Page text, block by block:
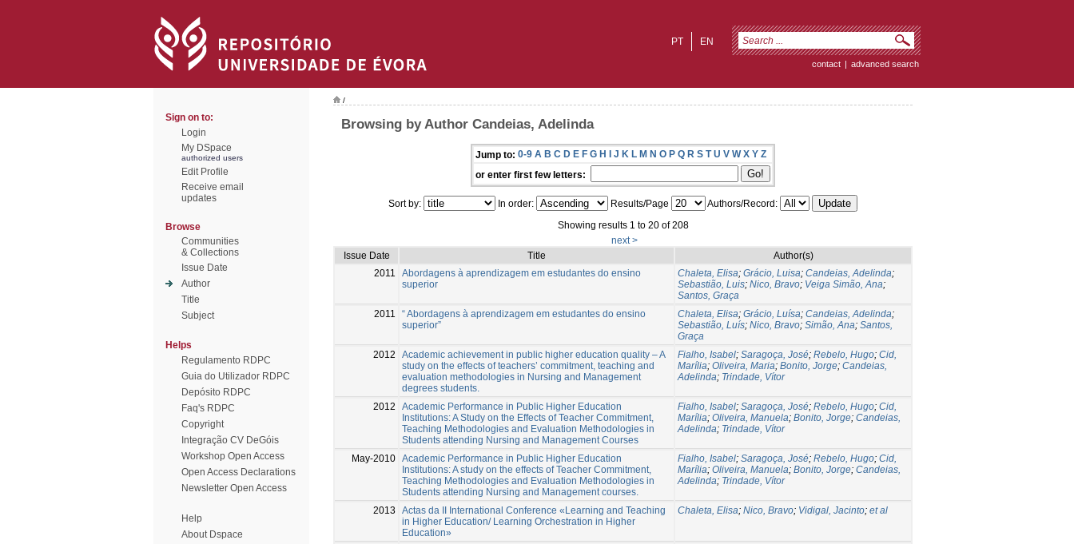
EN
PT
contact | advanced search
Sign on to:
Login
My DSpace
authorized users
Edit Profile
Receive email
updates
Browse
Communities
& Collections
Issue Date
Author
Title
Subject
Helps
Regulamento RDPC
Guia do Utilizador RDPC
Depósito RDPC
Faq's RDPC
Copyright
Integração CV DeGóis
Workshop Open Access
Open Access Declarations
Newsletter Open Access
Help
About Dspace
/
Browsing by Author Candeias, Adelinda
Jump to: 0-9 A B C D E F G H I J K L M N O P Q R S T U V W X Y Z
or enter first few letters:
Sort by: In order: Results/Page
Authors/Record:
Showing results 1 to 20 of 208
next >
Issue Date
Title
Author(s)
2011
Abordagens à aprendizagem em estudantes do ensino
superior
Chaleta, Elisa; Grácio, Luisa; Candeias, Adelinda;
Sebastião, Luis; Nico, Bravo; Veiga Simão, Ana;
Santos, Graça
2011
“ Abordagens à aprendizagem em estudantes do ensino
superior”
Chaleta, Elisa; Grácio, Luísa; Candeias, Adelinda;
Sebastião, Luís; Nico, Bravo; Simão, Ana; Santos,
Graça
2012
Academic achievement in public higher education quality – A
study on the effects of teachers’ commitment, teaching and
evaluation methodologies in Nursing and Management
degrees students.
Fialho, Isabel; Saragoça, José; Rebelo, Hugo; Cid,
Marília; Oliveira, Maria; Bonito, Jorge; Candeias,
Adelinda; Trindade, Vítor
2012
Academic Performance in Public Higher Education
Institutions: A Study on the Effects of Teacher Commitment,
Teaching Methodologies and Evaluation Methodologies in
Students attending Nursing and Management Courses
Fialho, Isabel; Saragoça, José; Rebelo, Hugo; Cid,
Marília; Oliveira, Manuela; Bonito, Jorge; Candeias,
Adelinda; Trindade, Vítor
May-2010 Academic Performance in Public Higher Education
Institutions: A study on the effects of Teacher Commitment,
Teaching Methodologies and Evaluation Methodologies in
Students attending Nursing and Management courses.
Fialho, Isabel; Saragoça, José; Rebelo, Hugo; Cid,
Marília; Oliveira, Manuela; Bonito, Jorge; Candeias,
Adelinda; Trindade, Vítor
2013
Actas da II International Conference «Learning and Teaching
in Higher Education/ Learning Orchestration in Higher
Education»
Chaleta, Elisa; Nico, Bravo; Vidigal, Jacinto; et al